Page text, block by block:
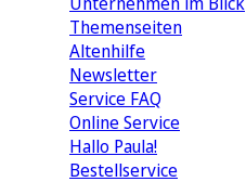
Themenseiten
Altenhilfe
Newsletter
Service FAQ
Online Service
Hallo Paula!
Bestellservice